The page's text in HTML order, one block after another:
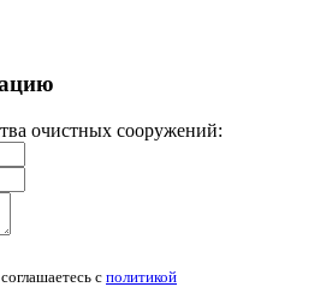
очистных сооружений:
с политикой